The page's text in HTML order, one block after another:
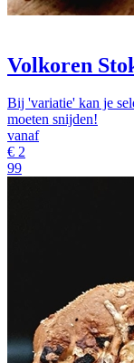
Volkoren
Bij 'variatie' kan je
moeten snijden!
vanaf
€ 2
99